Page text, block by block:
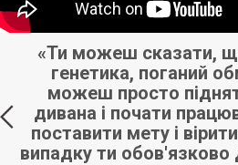
«Ти можеш сказати,
генетика, поганий
можеш просто
дивана і почати
поставити мету і
випадку ти обов'язково